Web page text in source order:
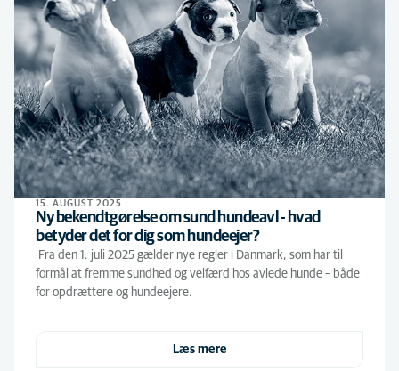
15. AUGUST 2025
Ny bekendtgørelse om sund hundeavl - hvad
betyder det for dig som hundeejer?
Fra den 1. juli 2025 gælder nye regler i Danmark, som har til
formål at fremme sundhed og velfærd hos avlede hunde – både
for opdrættere og hundeejere.
Læs mere